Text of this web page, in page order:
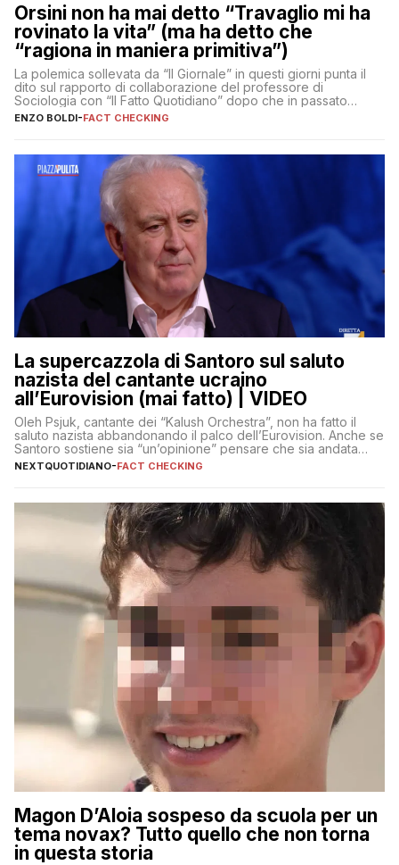
Orsini non ha mai detto “Travaglio mi ha
rovinato la vita” (ma ha detto che
“ragiona in maniera primitiva”)
La polemica sollevata da “Il Giornale” in questi giorni punta il
dito sul rapporto di collaborazione del professore di
Sociologia con “Il Fatto Quotidiano” dopo che in passato
erano volati stracci
ENZO BOLDI-FACT CHECKING
La supercazzola di Santoro sul saluto
nazista del cantante ucraino
all’Eurovision (mai fatto) | VIDEO
Oleh Psjuk, cantante dei “Kalush Orchestra”, non ha fatto il
saluto nazista abbandonando il palco dell’Eurovision. Anche se
Santoro sostiene sia “un’opinione” pensare che sia andata
così
NEXTQUOTIDIANO-FACT CHECKING
Magon D’Aloia sospeso da scuola per un
tema novax? Tutto quello che non torna
in questa storia